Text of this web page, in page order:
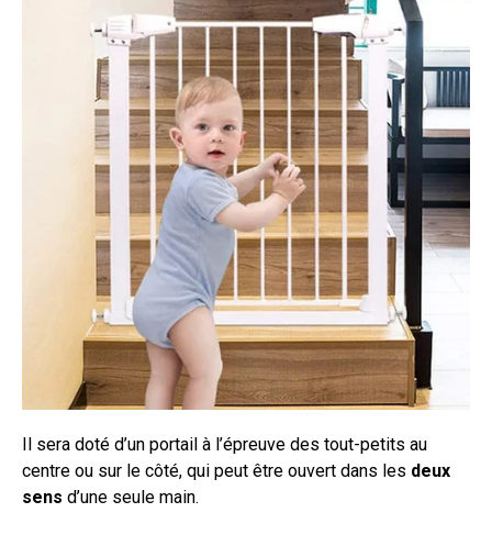
Il sera doté d’un portail à l’épreuve des tout-petits au
centre ou sur le côté, qui peut être ouvert dans les deux
sens d’une seule main.